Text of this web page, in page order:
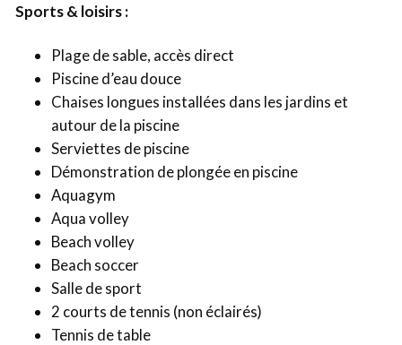
Sports & loisirs :
Plage de sable, accès direct
Piscine d’eau douce
Chaises longues installées dans les jardins et
autour de la piscine
Serviettes de piscine
Démonstration de plongée en piscine
Aquagym
Aqua volley
Beach volley
Beach soccer
Salle de sport
2 courts de tennis (non éclairés)
Tennis de table